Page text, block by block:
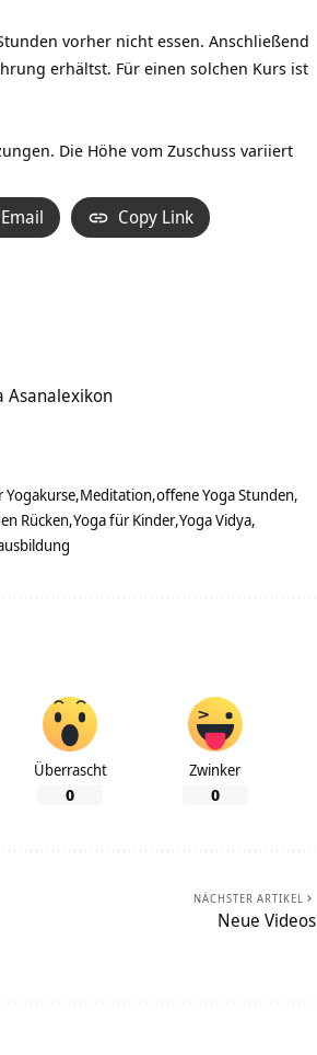
vorher nicht essen. Anschließend
erhältst. Für einen solchen Kurs ist
Die Höhe vom Zuschuss variiert
Email Copy Link
Asanalexikon
Yogakurse Meditation offene Yoga Stunden
Rücken Yoga für Kinder Yoga Vidya
Überrascht
0
Zwinker
0
NÄCHSTER ARTIKEL
Neue Videos